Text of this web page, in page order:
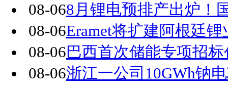
08-068月锂电预排产出炉！
08-06Eramet将扩建阿根廷锂
08-06巴西首次储能专项招
08-06浙江一公司10GWh钠